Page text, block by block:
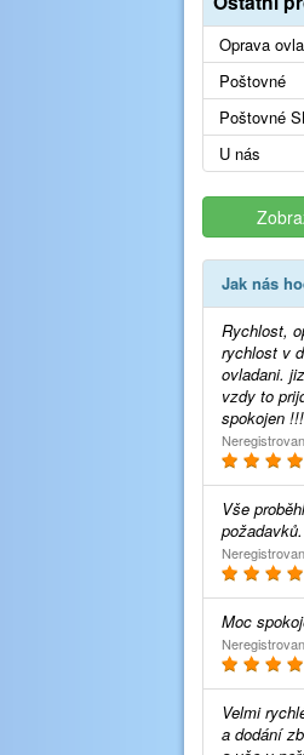
Oprava
Poštovné
Poštovné
U nás
Jak nás
Rychlost, opravdu dekuji za
rychlost v
ovladani.
vzdy to
spokojen !!!
Vše proběhlo dle mých
požadavků.
Moc
Velmi rychlé vyřízení objednávky
a dodání